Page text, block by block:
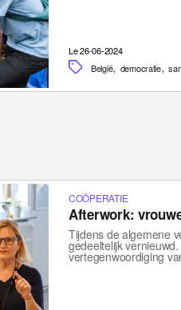
Le 26-06-2024
België, democratie,
COÖPERATIE
Afterwork:
Tijdens de algemene
gedeeltelijk
vertegenwoordiging